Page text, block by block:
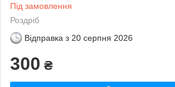
Під замовлення
Роздріб
Відправка з 20 серпня 2026
300 ₴